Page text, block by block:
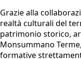
Grazie alla
realtà culturali del
patrimonio storico,
Monsummano
formative